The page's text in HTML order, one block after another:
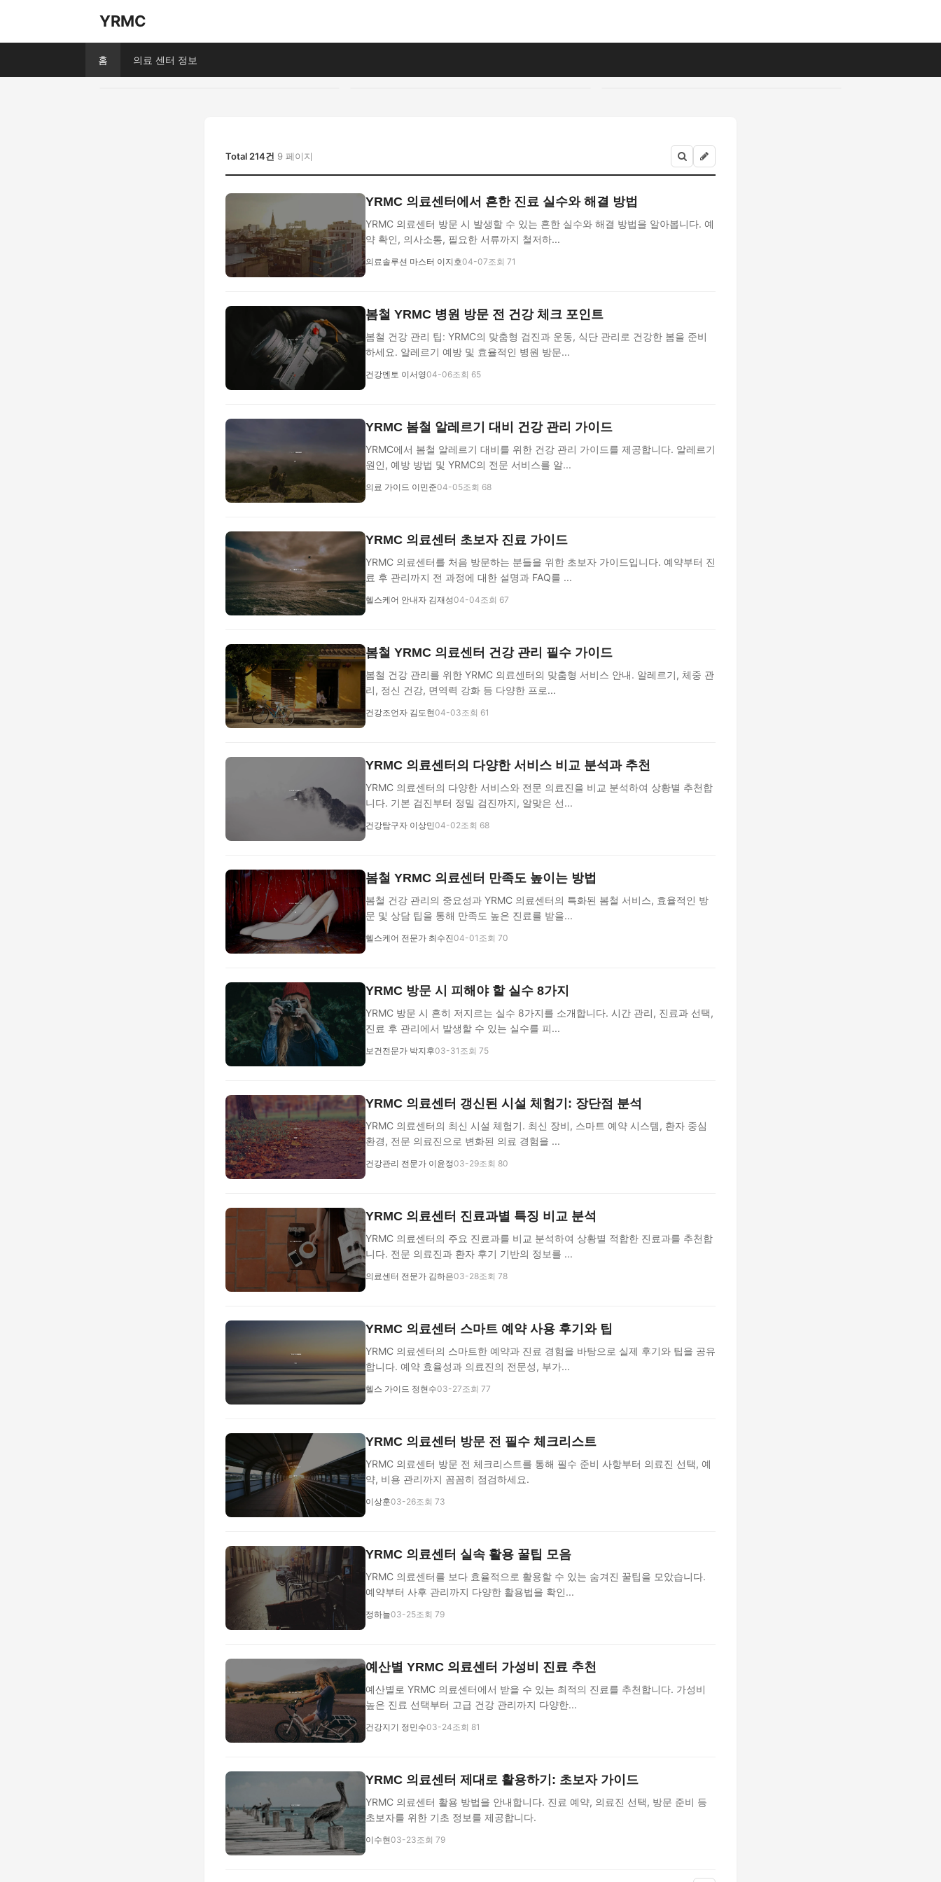
YRMC
홈 의료 센터 정보
Total 214건 9 페이지
YRMC 의료센터에서 흔한 진료 실수와 해결 방법
YRMC 의료센터 방문 시 발생할 수 있는 흔한 실수와 해결 방법을 알아봅니다. 예
약 확인, 의사소통, 필요한 서류까지 철저하...
의료솔루션 마스터 이지호04-07조회 71
봄철 YRMC 병원 방문 전 건강 체크 포인트
봄철 건강 관리 팁: YRMC의 맞춤형 검진과 운동, 식단 관리로 건강한 봄을 준비
하세요. 알레르기 예방 및 효율적인 병원 방문...
건강멘토 이서영04-06조회 65
YRMC 봄철 알레르기 대비 건강 관리 가이드
YRMC에서 봄철 알레르기 대비를 위한 건강 관리 가이드를 제공합니다. 알레르기
원인, 예방 방법 및 YRMC의 전문 서비스를 알...
의료 가이드 이민준04-05조회 68
YRMC 의료센터 초보자 진료 가이드
YRMC 의료센터를 처음 방문하는 분들을 위한 초보자 가이드입니다. 예약부터 진
료 후 관리까지 전 과정에 대한 설명과 FAQ를 ...
헬스케어 안내자 김재성04-04조회 67
봄철 YRMC 의료센터 건강 관리 필수 가이드
봄철 건강 관리를 위한 YRMC 의료센터의 맞춤형 서비스 안내. 알레르기, 체중 관
리, 정신 건강, 면역력 강화 등 다양한 프로...
건강조언자 김도현04-03조회 61
YRMC 의료센터의 다양한 서비스 비교 분석과 추천
YRMC 의료센터의 다양한 서비스와 전문 의료진을 비교 분석하여 상황별 추천합
니다. 기본 검진부터 정밀 검진까지, 알맞은 선...
건강탐구자 이상민04-02조회 68
봄철 YRMC 의료센터 만족도 높이는 방법
봄철 건강 관리의 중요성과 YRMC 의료센터의 특화된 봄철 서비스, 효율적인 방
문 및 상담 팁을 통해 만족도 높은 진료를 받을...
헬스케어 전문가 최수진04-01 조회 70
YRMC 방문 시 피해야 할 실수 8가지
YRMC 방문 시 흔히 저지르는 실수 8가지를 소개합니다. 시간 관리, 진료과 선택,
진료 후 관리에서 발생할 수 있는 실수를 피...
보건전문가 박지후03-31 조회 75
YRMC 의료센터 갱신된 시설 체험기: 장단점 분석
YRMC 의료센터의 최신 시설 체험기. 최신 장비, 스마트 예약 시스템, 환자 중심
환경, 전문 의료진으로 변화된 의료 경험을 ...
건강관리 전문가 이윤정03-29조회 80
YRMC 의료센터 진료과별 특징 비교 분석
YRMC 의료센터의 주요 진료과를 비교 분석하여 상황별 적합한 진료과를 추천합
니다. 전문 의료진과 환자 후기 기반의 정보를 ...
의료센터 전문가 김하은03-28조회 78
YRMC 의료센터 스마트 예약 사용 후기와 팁
YRMC 의료센터의 스마트한 예약과 진료 경험을 바탕으로 실제 후기와 팁을 공유
합니다. 예약 효율성과 의료진의 전문성, 부가...
헬스 가이드 정현수03-27조회 77
YRMC 의료센터 방문 전 필수 체크리스트
YRMC 의료센터 방문 전 체크리스트를 통해 필수 준비 사항부터 의료진 선택, 예
약, 비용 관리까지 꼼꼼히 점검하세요.
이상훈03-26조회 73
YRMC 의료센터 실속 활용 꿀팁 모음
YRMC 의료센터를 보다 효율적으로 활용할 수 있는 숨겨진 꿀팁을 모았습니다.
예약부터 사후 관리까지 다양한 활용법을 확인...
정하늘03-25조회 79
예산별 YRMC 의료센터 가성비 진료 추천
예산별로 YRMC 의료센터에서 받을 수 있는 최적의 진료를 추천합니다. 가성비
높은 진료 선택부터 고급 건강 관리까지 다양한...
건강지기 정민수03-24조회 81
YRMC 의료센터 제대로 활용하기: 초보자 가이드
YRMC 의료센터 활용 방법을 안내합니다. 진료 예약, 의료진 선택, 방문 준비 등
초보자를 위한 기초 정보를 제공합니다.
이수현03-23조회 79